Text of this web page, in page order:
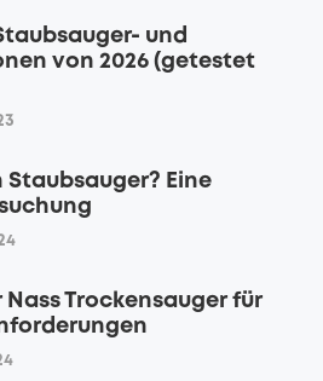
und
von 2026 (getestet
Staubsauger? Eine
Nass Trockensauger für